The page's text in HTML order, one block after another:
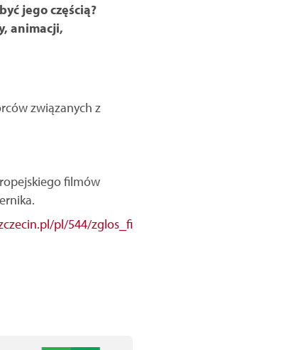
jego częścią?
animacji,
związanych z
filmów
pl/544/zglos_fi